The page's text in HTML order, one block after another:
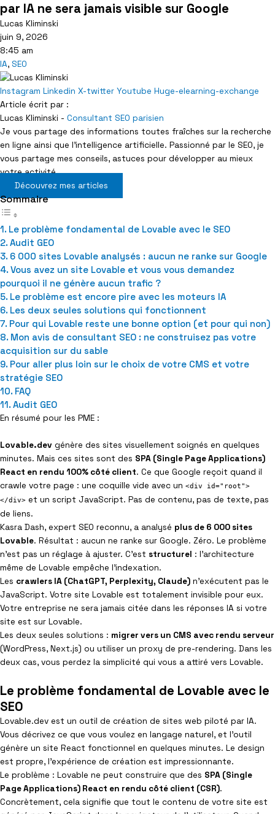
par IA ne sera jamais visible sur Google
Lucas Kliminski
juin 9, 2026
8:45 am
IA, SEO
Instagram Linkedin X-twitter Youtube Huge-elearning-exchange
Article écrit par :
Lucas Kliminski - Consultant SEO parisien
Je vous partage des informations toutes fraîches sur la recherche
en ligne ainsi que l’intelligence artificielle. Passionné par le SEO, je
vous partage mes conseils, astuces pour développer au mieux
votre activité.
Découvrez mes articles
Sommaire
Le problème fondamental de Lovable avec le SEO
Audit GEO
6 000 sites Lovable analysés : aucun ne ranke sur Google
Vous avez un site Lovable et vous vous demandez
pourquoi il ne génère aucun trafic ?
Le problème est encore pire avec les moteurs IA
Les deux seules solutions qui fonctionnent
Pour qui Lovable reste une bonne option (et pour qui non)
Mon avis de consultant SEO : ne construisez pas votre
acquisition sur du sable
Pour aller plus loin sur le choix de votre CMS et votre
stratégie SEO
FAQ
Audit GEO
En résumé pour les PME :
Lovable.dev génère des sites visuellement soignés en quelques
minutes. Mais ces sites sont des SPA (Single Page Applications)
React en rendu 100% côté client. Ce que Google reçoit quand il
crawle votre page : une coquille vide avec un <div id="root">
</div> et un script JavaScript. Pas de contenu, pas de texte, pas
de liens.
Kasra Dash, expert SEO reconnu, a analysé plus de 6 000 sites
Lovable. Résultat : aucun ne ranke sur Google. Zéro. Le problème
n’est pas un réglage à ajuster. C’est structurel : l’architecture
même de Lovable empêche l’indexation.
Les crawlers IA (ChatGPT, Perplexity, Claude) n’exécutent pas le
JavaScript. Votre site Lovable est totalement invisible pour eux.
Votre entreprise ne sera jamais citée dans les réponses IA si votre
site est sur Lovable.
Les deux seules solutions : migrer vers un CMS avec rendu serveur
(WordPress, Next.js) ou utiliser un proxy de pre-rendering. Dans les
deux cas, vous perdez la simplicité qui vous a attiré vers Lovable.
Le problème fondamental de Lovable avec le
SEO
Lovable.dev est un outil de création de sites web piloté par IA.
Vous décrivez ce que vous voulez en langage naturel, et l’outil
génère un site React fonctionnel en quelques minutes. Le design
est propre, l’expérience de création est impressionnante.
Le problème : Lovable ne peut construire que des SPA (Single
Page Applications) React en rendu côté client (CSR).
Concrètement, cela signifie que tout le contenu de votre site est